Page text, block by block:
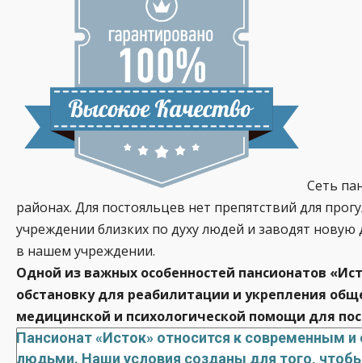
Сеть
районах. Для постояльцев нет препятствий для
учреждении близких по духу людей и заводят
в нашем учреждении.
Одной из важных особенностей пансионатов
обстановку для реабилитации и укрепления
медицинской и психологической помощи для
Пансионат «Исток» относится к современным
людьми. Наши условия созданы для того,